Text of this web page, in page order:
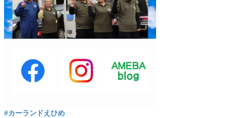
#カーランドえひめ